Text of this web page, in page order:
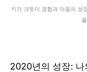
키가 크듯이 경험과 마음의 성
2020년의 성장: 나